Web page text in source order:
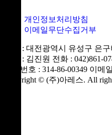
개인정보처리방침
이메일무단수집거부
주소 : 대전광역시 유성구 은
대표 : 김진원 전화 : 042)861-
등록번호 : 314-86-00349 이메
Copyright © (주)아레스. All